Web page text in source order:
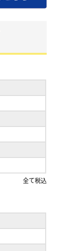
全て税込